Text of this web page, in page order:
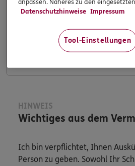
HINWEIS
Wichtiges aus dem
Ich bin verpflichtet, Ihnen
Person zu geben. Sowohl Ihr
anpassen. Näheres zu den
Datenschutzhinweise Impressum
Tool-Einstellungen